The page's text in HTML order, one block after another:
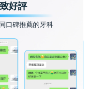
好評
口碑推薦的牙科